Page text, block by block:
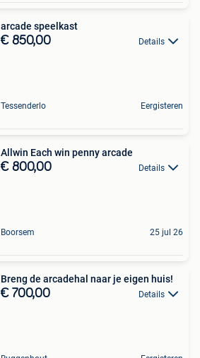
arcade speelkast
€ 850,00 Details
Tessenderlo Eergisteren
Allwin Each win penny arcade
€ 800,00 Details
Boorsem 25 jul 26
Breng de arcadehal naar je eigen huis!
€ 700,00 Details